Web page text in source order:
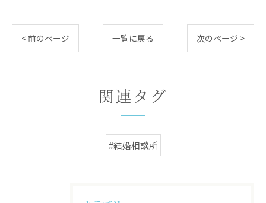
< 前のページ 一覧に戻る 次のページ >
関連タグ
#結婚相談所